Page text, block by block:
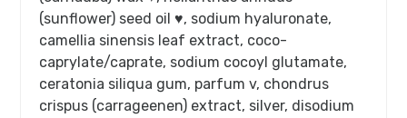
(sunflower) seed oil ♥, sodium hyaluronate,
camellia sinensis leaf extract, coco-
caprylate/caprate, sodium cocoyl glutamate,
ceratonia siliqua gum, parfum v, chondrus
crispus (carrageenen) extract, silver, disodium